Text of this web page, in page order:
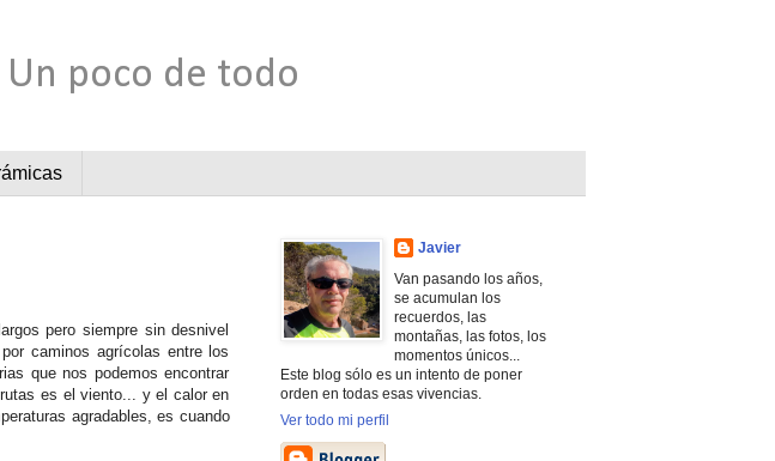
poco de todo
pero siempre sin desnivel
caminos agrícolas entre los
que nos podemos encontrar
es el viento... y el calor en
agradables, es cuando
Javier
Van pasando los años,
se acumulan los
recuerdos, las
montañas, las fotos, los
momentos únicos...
Este blog sólo es un intento de poner
orden en todas esas vivencias.
Ver todo mi perfil